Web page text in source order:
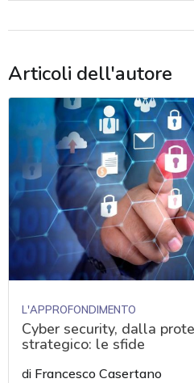
Articoli dell'autore
L'APPROFONDIMENTO
Cyber security, dalla
strategico: le sfide
di Francesco Casertano